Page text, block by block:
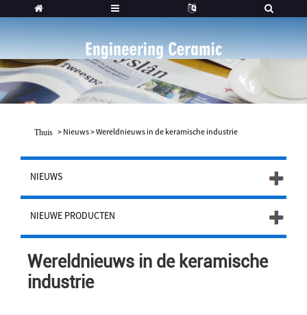
Thuis > Nieuws>Wereldnieuws in de keramische industrie
NIEUWS
NIEUWE PRODUCTEN
Wereldnieuws in de keramische
industrie